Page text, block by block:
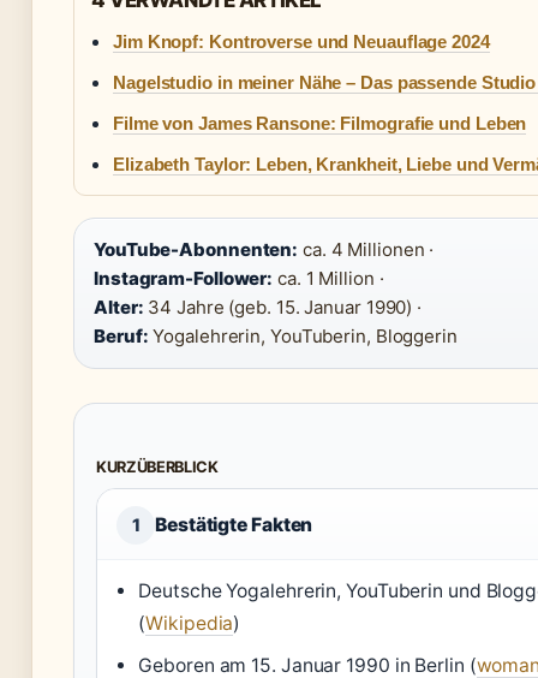
Jim Knopf: Kontroverse und Neuauflage 2024
Nagelstudio in meiner Nähe – Das passende
Filme von James Ransone: Filmografie und Leben
Elizabeth Taylor: Leben, Krankheit, Liebe und
YouTube-Abonnenten: ca. 4 Millionen ·
Instagram-Follower: ca. 1 Million ·
Alter: 34 Jahre (geb. 15. Januar 1990) ·
Beruf: Yogalehrerin, YouTuberin, Bloggerin
KURZÜBERBLICK
1 Bestätigte Fakten
Deutsche Yogalehrerin, YouTuberin und
(Wikipedia)
Geboren am 15. Januar 1990 in Berlin (